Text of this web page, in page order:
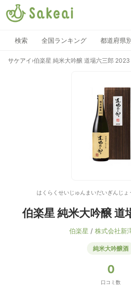
検索 全国ランキング 都道府県
サケアイ ›伯楽星 純米大吟醸 道場六三郎 2023
はくらくせいじゅんまいだいぎんじょ
伯楽星 純米大吟醸
伯楽星 / 株式会社新
純米大吟醸酒
0
口コミ数